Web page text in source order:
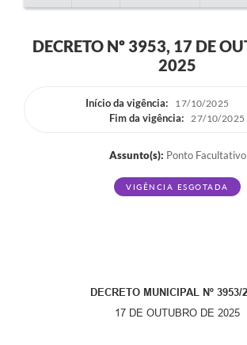
DECRETO Nº 3953, 17 DE
2025
Início da vigência: 17/10/2025
Fim da vigência: 27/10/2025
Assunto(s): Ponto Facultativo
VIGÊNCIA ESGOTADA
DECRETO MUNICIPAL Nº 3953/
17 DE OUTUBRO DE 2025